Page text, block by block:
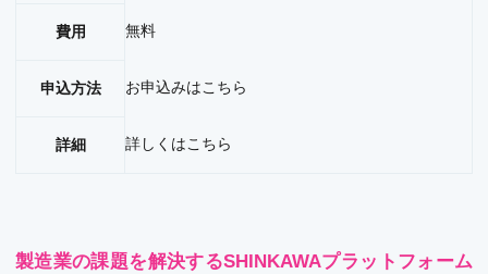
費用 無料
申込方法 お申込みはこちら
詳細 詳しくはこちら
製造業の課題を解決するSHINKAWAプラットフォーム